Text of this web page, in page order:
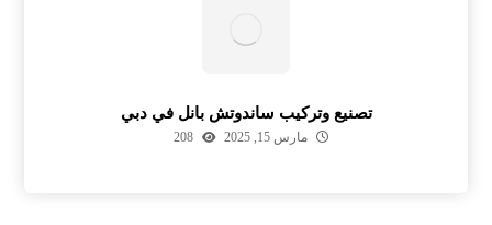
تصنيع وتركيب ساندوتش بانل في دبي
مارس 15, 2025 208